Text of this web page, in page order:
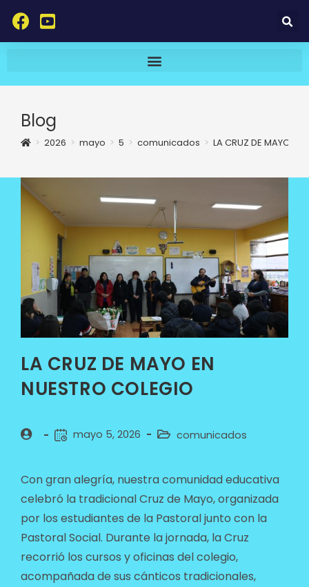
Blog
> 2026 > mayo > 5 > comunicados > LA CRUZ DE MAYO EN
LA CRUZ DE MAYO EN
NUESTRO COLEGIO
mayo 5, 2026 comunicados
Con gran alegría, nuestra comunidad educativa
celebró la tradicional Cruz de Mayo, organizada
por los estudiantes de la Pastoral junto con la
Pastoral Social. Durante la jornada, la Cruz
recorrió los cursos y oficinas del colegio,
acompañada de sus cánticos tradicionales,